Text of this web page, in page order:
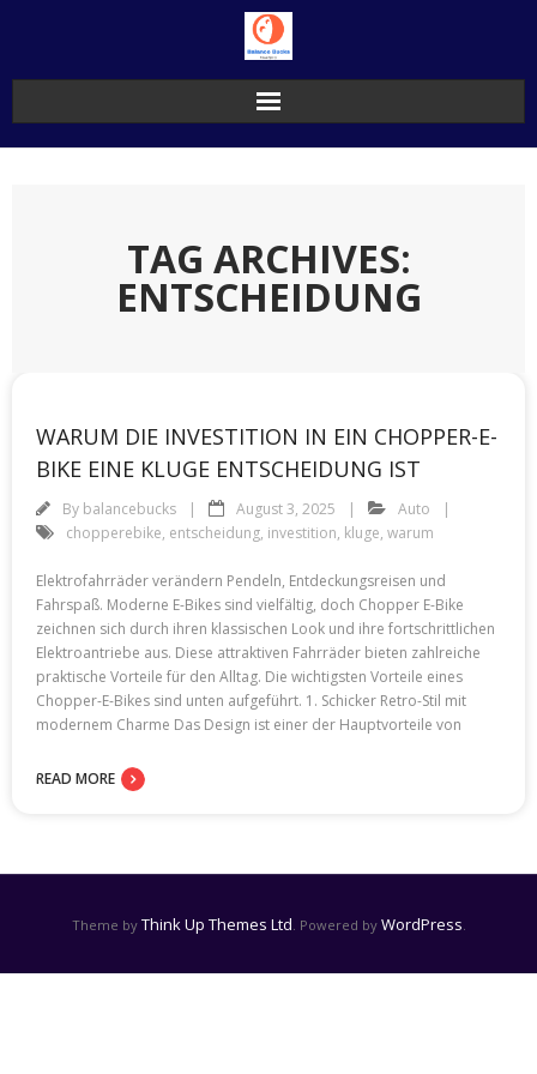
TAG ARCHIVES:
ENTSCHEIDUNG
WARUM DIE INVESTITION IN EIN CHOPPER-E-
BIKE EINE KLUGE ENTSCHEIDUNG IST
By balancebucks August 3, 2025
Auto
chopperebike, entscheidung, investition, kluge, warum
Elektrofahrräder verändern Pendeln, Entdeckungsreisen und
Fahrspaß. Moderne E-Bikes sind vielfältig, doch Chopper E-Bike
zeichnen sich durch ihren klassischen Look und ihre fortschrittlichen
Elektroantriebe aus. Diese attraktiven Fahrräder bieten zahlreiche
praktische Vorteile für den Alltag. Die wichtigsten Vorteile eines
Chopper-E-Bikes sind unten aufgeführt. 1. Schicker Retro-Stil mit
modernem Charme Das Design ist einer der Hauptvorteile von
READ MORE
Theme by Think Up Themes Ltd . Powered by WordPress